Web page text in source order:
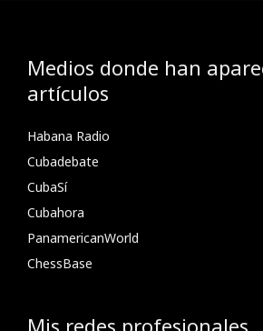
Medios donde han
artículos
Habana Radio
Cubadebate
CubaSí
Cubahora
PanamericanWorld
ChessBase
Mis redes profesionales